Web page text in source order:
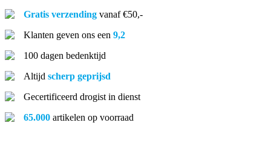
Gratis verzending vanaf €50,-
Klanten geven ons een 9,2
100 dagen bedenktijd
Altijd scherp geprijsd
Gecertificeerd drogist in dienst
65.000 artikelen op voorraad